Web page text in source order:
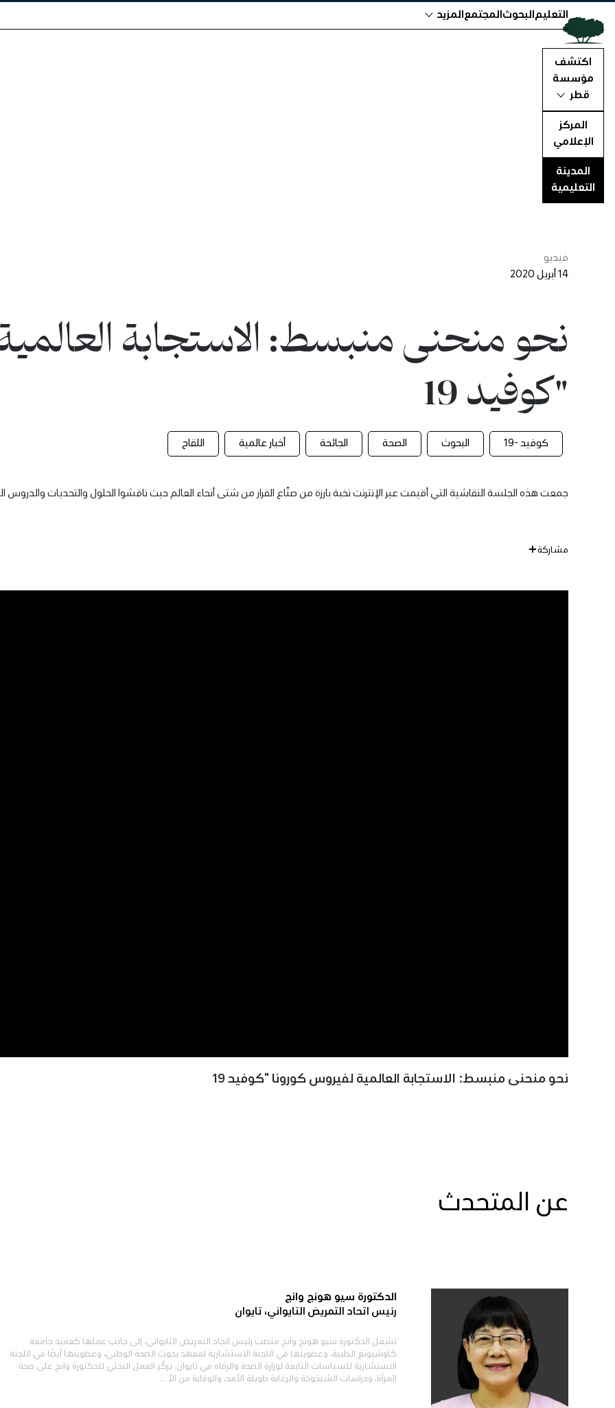
اكتشف
مؤسسة
قطر
المركز
الإعلامي
المدينة
التعليمية
التعليمالبحوثالمجتمعالمزيد
فيديو
14أبريل 2020
نحو منحنى منبسط: الاستجابة
"كوفيد 19
كوفيد -19 البحوث الصحة الجائحة أخبار عالمية اللقاح
جمعت هذه الجلسة النقاشية التي أقيمت عبر الإنترنت نخبة بارزة من صنّاع القرار من شتى أنحاء العالم حيث ناقشوا الحلول والتحديات والدروس
مشاركة
نحو منحنى منبسط: الاستجابة العالمية لفيروس كورونا "كوفيد 19
عن المتحدث
الدكتورة سيو هونج وانج
رئيس اتحاد التمريض التايواني، تايوان
تشغل الدكتورة سيو هونج وانج منصب رئيس اتحاد التمريض التايواني، إلى جانب عملها كعميد جامعة
كاوشيونغ الطبية، وعضويتها في اللجنة الاستشارية لمعهد بحوث الصحة الوطني، وعضويتها أيضًا في اللجنة
الاستشارية للسياسات التابعة لوزارة الصحة والرفاه في تايوان. يركّز العمل البحثي للدكتورة وانج على صحة
المرأة، ودراسات الشيخوخة والرعاية طويلة الأمد، والوقاية من الأ ...